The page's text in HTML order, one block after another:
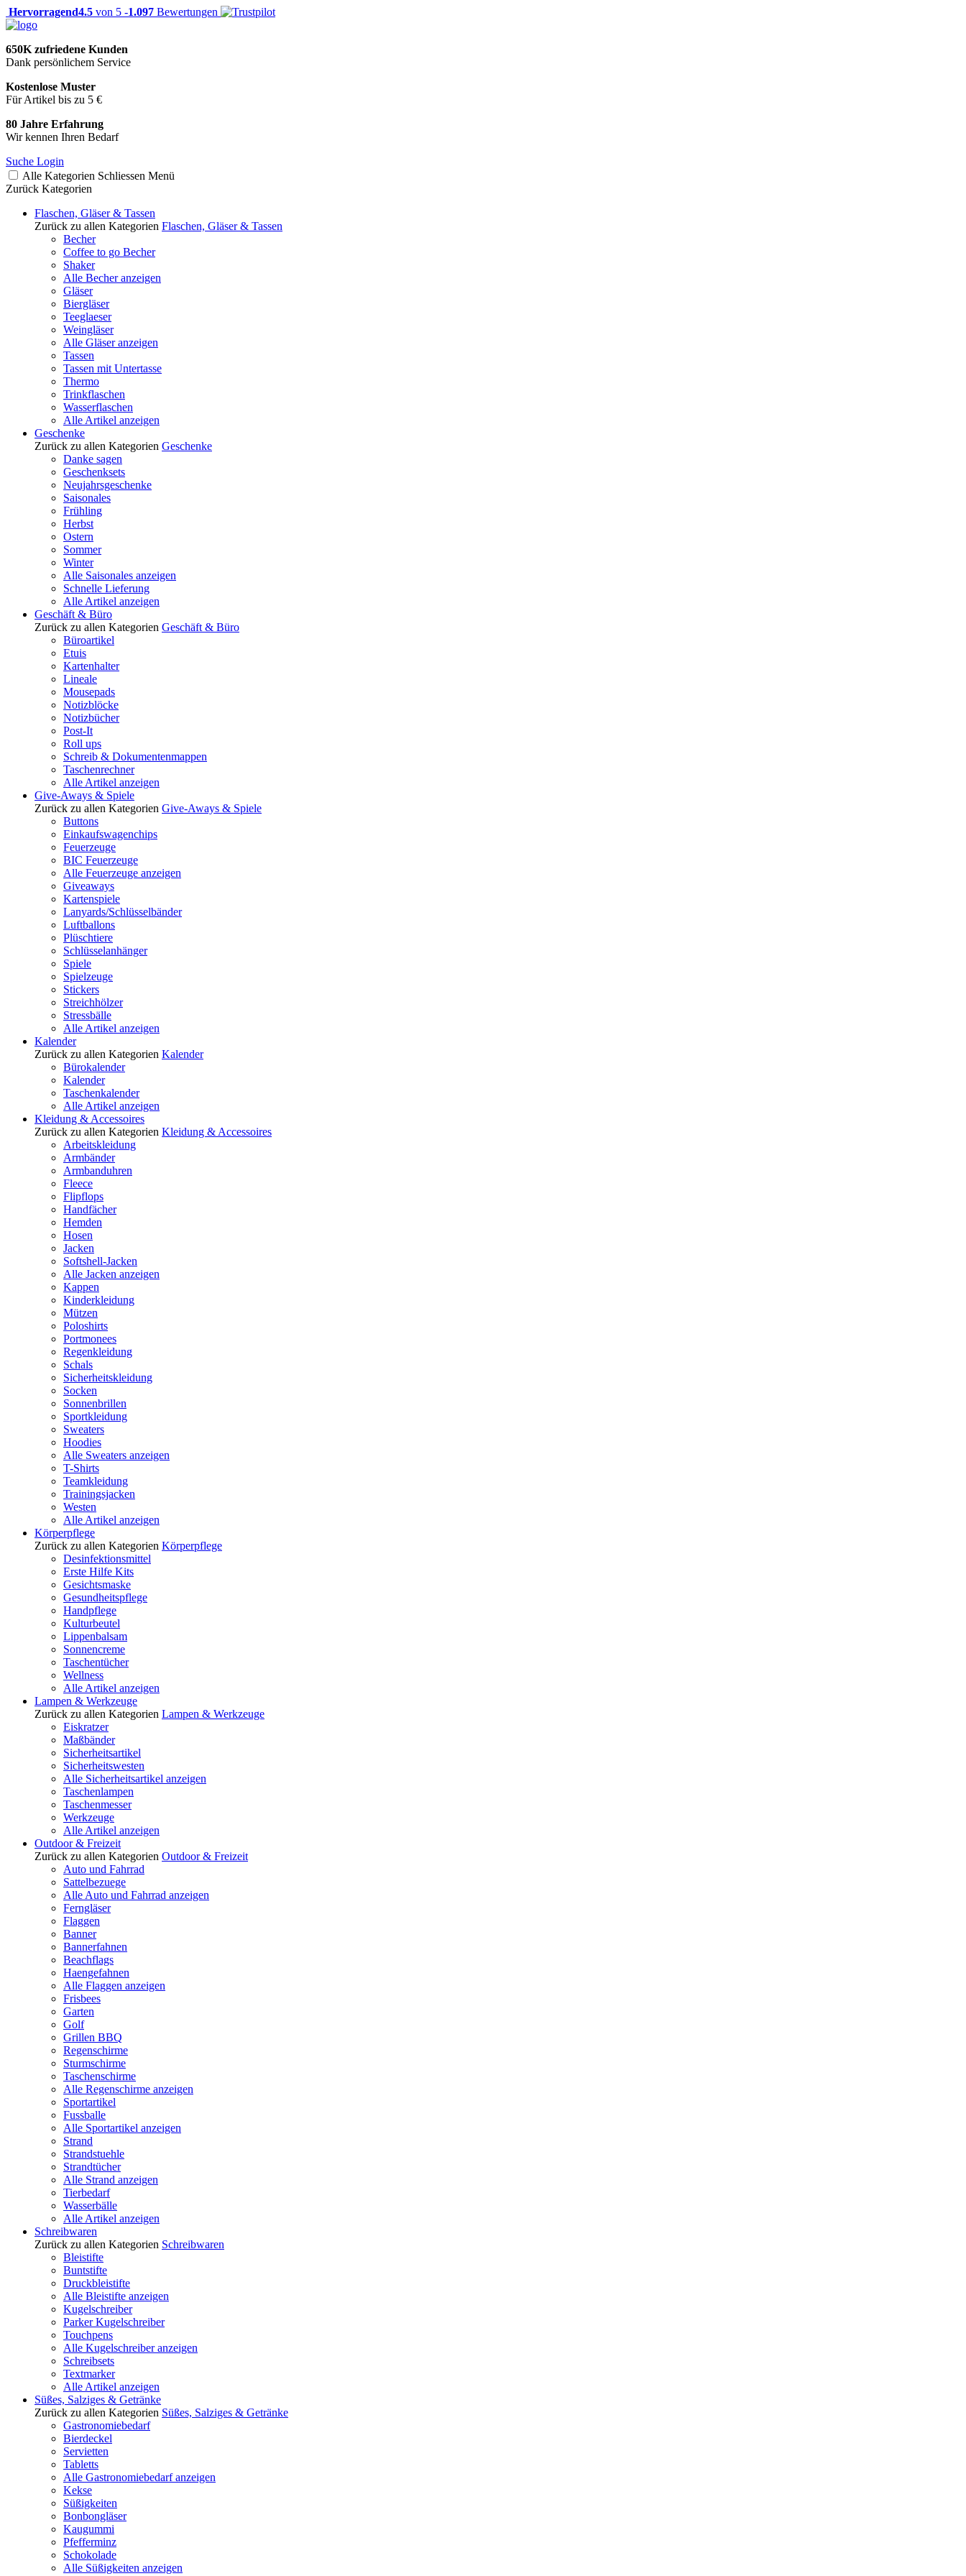
Hervorragend4.5 von 5 -1.097 Bewertungen
650K zufriedene Kunden
Dank persönlichem Service
Kostenlose Muster
Für Artikel bis zu 5 €
80 Jahre Erfahrung
Wir kennen Ihren Bedarf
Suche Login
Alle Kategorien Schliessen Menü
Zurück Kategorien
Flaschen, Gläser & Tassen
Zurück zu allen Kategorien Flaschen, Gläser & Tassen
Becher
Coffee to go Becher
Shaker
Alle Becher anzeigen
Gläser
Biergläser
Teeglaeser
Weingläser
Alle Gläser anzeigen
Tassen
Tassen mit Untertasse
Thermo
Trinkflaschen
Wasserflaschen
Alle Artikel anzeigen
Geschenke
Zurück zu allen Kategorien Geschenke
Danke sagen
Geschenksets
Neujahrsgeschenke
Saisonales
Frühling
Herbst
Ostern
Sommer
Winter
Alle Saisonales anzeigen
Schnelle Lieferung
Alle Artikel anzeigen
Geschäft & Büro
Zurück zu allen Kategorien Geschäft & Büro
Büroartikel
Etuis
Kartenhalter
Lineale
Mousepads
Notizblöcke
Notizbücher
Post-It
Roll ups
Schreib & Dokumentenmappen
Taschenrechner
Alle Artikel anzeigen
Give-Aways & Spiele
Zurück zu allen Kategorien Give-Aways & Spiele
Buttons
Einkaufswagenchips
Feuerzeuge
BIC Feuerzeuge
Alle Feuerzeuge anzeigen
Giveaways
Kartenspiele
Lanyards/Schlüsselbänder
Luftballons
Plüschtiere
Schlüsselanhänger
Spiele
Spielzeuge
Stickers
Streichhölzer
Stressbälle
Alle Artikel anzeigen
Kalender
Zurück zu allen Kategorien Kalender
Bürokalender
Kalender
Taschenkalender
Alle Artikel anzeigen
Kleidung & Accessoires
Zurück zu allen Kategorien Kleidung & Accessoires
Arbeitskleidung
Armbänder
Armbanduhren
Fleece
Flipflops
Handfächer
Hemden
Hosen
Jacken
Softshell-Jacken
Alle Jacken anzeigen
Kappen
Kinderkleidung
Mützen
Poloshirts
Portmonees
Regenkleidung
Schals
Sicherheitskleidung
Socken
Sonnenbrillen
Sportkleidung
Sweaters
Hoodies
Alle Sweaters anzeigen
T-Shirts
Teamkleidung
Trainingsjacken
Westen
Alle Artikel anzeigen
Körperpflege
Zurück zu allen Kategorien Körperpflege
Desinfektionsmittel
Erste Hilfe Kits
Gesichtsmaske
Gesundheitspflege
Handpflege
Kulturbeutel
Lippenbalsam
Sonnencreme
Taschentücher
Wellness
Alle Artikel anzeigen
Lampen & Werkzeuge
Zurück zu allen Kategorien Lampen & Werkzeuge
Eiskratzer
Maßbänder
Sicherheitsartikel
Sicherheitswesten
Alle Sicherheitsartikel anzeigen
Taschenlampen
Taschenmesser
Werkzeuge
Alle Artikel anzeigen
Outdoor & Freizeit
Zurück zu allen Kategorien Outdoor & Freizeit
Auto und Fahrrad
Sattelbezuege
Alle Auto und Fahrrad anzeigen
Ferngläser
Flaggen
Banner
Bannerfahnen
Beachflags
Haengefahnen
Alle Flaggen anzeigen
Frisbees
Garten
Golf
Grillen BBQ
Regenschirme
Sturmschirme
Taschenschirme
Alle Regenschirme anzeigen
Sportartikel
Fussballe
Alle Sportartikel anzeigen
Strand
Strandstuehle
Strandtücher
Alle Strand anzeigen
Tierbedarf
Wasserbälle
Alle Artikel anzeigen
Schreibwaren
Zurück zu allen Kategorien Schreibwaren
Bleistifte
Buntstifte
Druckbleistifte
Alle Bleistifte anzeigen
Kugelschreiber
Parker Kugelschreiber
Touchpens
Alle Kugelschreiber anzeigen
Schreibsets
Textmarker
Alle Artikel anzeigen
Süßes, Salziges & Getränke
Zurück zu allen Kategorien Süßes, Salziges & Getränke
Gastronomiebedarf
Bierdeckel
Servietten
Tabletts
Alle Gastronomiebedarf anzeigen
Kekse
Süßigkeiten
Bonbongläser
Kaugummi
Pfefferminz
Schokolade
Alle Süßigkeiten anzeigen